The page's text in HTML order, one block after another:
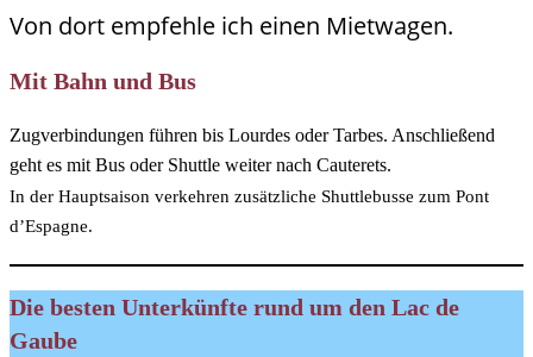
Von dort empfehle ich einen Mietwagen.
Mit Bahn und Bus
Zugverbindungen führen bis Lourdes oder Tarbes. Anschließend
geht es mit Bus oder Shuttle weiter nach Cauterets.
In der Hauptsaison verkehren zusätzliche Shuttlebusse zum Pont
d’Espagne.
Die besten Unterkünfte rund um den Lac de
Gaube